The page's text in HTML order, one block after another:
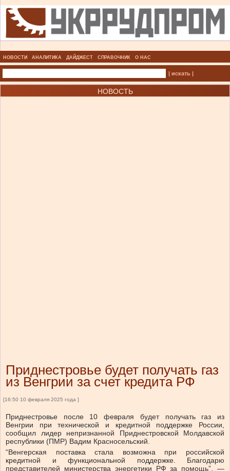
НОВОСТИ АНАЛИТИКА ДАЙДЖЕСТ СПРАВОЧНИК О НАС
| искать |
НОВОСТЬ
Приднестровье будет получать газ
из Венгрии за счет кредита РФ
[16:50 10 февраля 2025 года ]
Приднестровье после 10 февраля будет получать газ из
Венгрии при технической и кредитной поддержке России,
сообщил лидер непризнанной Приднестровской Молдавской
республики (ПМР) Вадим Красносельский.
“Венгерская поставка стала возможна при российской
кредитной и функциональной поддержке. Благодарю
представителей министерства энергетики РФ за помощь”, —